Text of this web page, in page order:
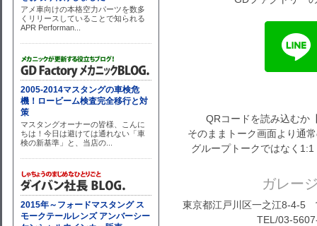
QRコードを読み込むか
そのままトーク画面より通
グループトークではなく
ガレー
東京都江戸川区一之江8-4-5
TEL/03-